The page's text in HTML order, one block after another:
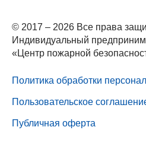
© 2017 – 2026 Все права
Индивидуальный
«Центр пожарной
Политика обработки
Пользовательское
Публичная оферта